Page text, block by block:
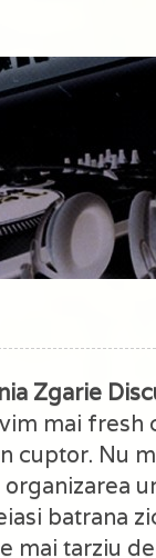
Zgarie
mai fresh
cuptor. Nu
batrana
mai tarziu